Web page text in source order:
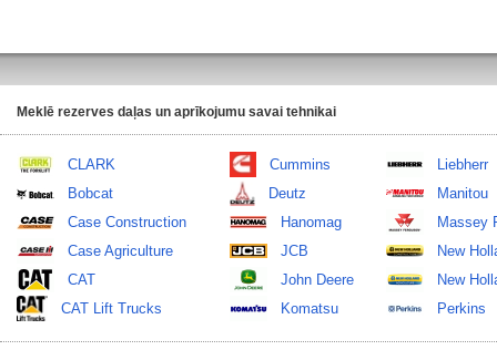
Meklē rezerves daļas un aprīkojumu savai tehnikai
CLARK
Bobcat
Case Construction
Case Agriculture
CAT
CAT Lift Trucks
Cummins
Deutz
Hanomag
JCB
John Deere
Komatsu
Liebherr
Manitou
Massey
New
New
Perkins